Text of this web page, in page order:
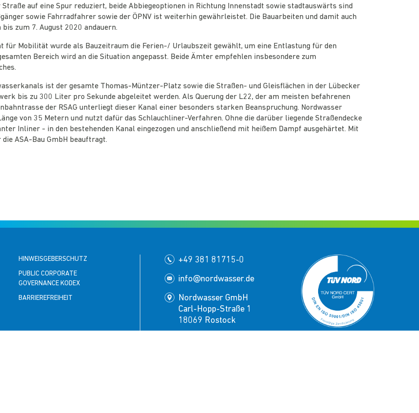
auf eine Spur reduziert, beide Abbiegeoptionen in Richtung Innenstadt sowie stadtauswärts sind
sowie Fahrradfahrer sowie der ÖPNV ist weiterhin gewährleistet. Die Bauarbeiten und damit auch
zum 7. August 2020 andauern.
für Mobilität wurde als Bauzeitraum die Ferien-/ Urlaubszeit gewählt, um eine Entlastung für den
Bereich wird an die Situation angepasst. Beide Ämter empfehlen insbesondere zum
ist der gesamte Thomas-Müntzer-Platz sowie die Straßen- und Gleisflächen in der Lübecker
bis zu 300 Liter pro Sekunde abgeleitet werden. Als Querung der L22, der am meisten befahrenen
der RSAG unterliegt dieser Kanal einer besonders starken Beanspruchung. Nordwasser
von 35 Metern und nutzt dafür das Schlauchliner-Verfahren. Ohne die darüber liegende Straßendecke
Inliner - in den bestehenden Kanal eingezogen und anschließend mit heißem Dampf ausgehärtet. Mit
ASA-Bau GmbH beauftragt.
HINWEISGEBERSCHUTZ
PUBLIC CORPORATE
GOVERNANCE KODEX
BARRIEREFREIHEIT
+49 381 81715-0
info@nordwasser.de
Nordwasser GmbH
Carl-Hopp-Straße 1
18069 Rostock